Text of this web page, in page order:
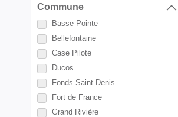
Commune
Basse Pointe
Bellefontaine
Case Pilote
Ducos
Fonds Saint Denis
Fort de France
Grand Rivière